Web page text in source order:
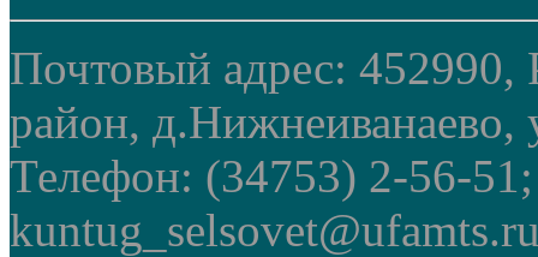
Почтовый адрес: 452990,
район, д.Нижнеиванаево,
Телефон: (34753) 2-56-